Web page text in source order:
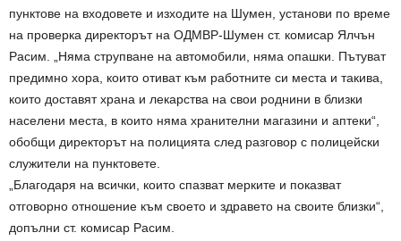
пунктове на входовете и изходите на Шумен, установи по време
на проверка директорът на ОДМВР-Шумен ст. комисар Ялчън
Расим. „Няма струпване на автомобили, няма опашки. Пътуват
предимно хора, които отиват към работните си места и такива,
които доставят храна и лекарства на свои роднини в близки
населени места, в които няма хранителни магазини и аптеки“,
обобщи директорът на полицията след разговор с полицейски
служители на пунктовете.
„Благодаря на всички, които спазват мерките и показват
отговорно отношение към своето и здравето на своите близки“,
допълни ст. комисар Расим.